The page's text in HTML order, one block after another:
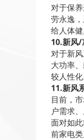
对于保
劳永逸
给人体
10.新风/
对于新
大功率
较人性化
11.新风
目前，
户需求
面对如
前家电